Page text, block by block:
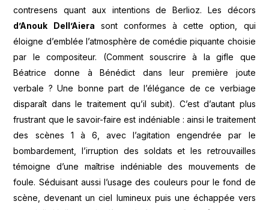
contresens quant aux intentions de Berlioz. Les décors
d’Anouk Dell’Aiera sont conformes à cette option, qui
éloigne d’emblée l’atmosphère de comédie piquante choisie
par le compositeur. (Comment souscrire à la gifle que
Béatrice donne à Bénédict dans leur première joute
verbale ? Une bonne part de l’élégance de ce verbiage
disparaît dans le traitement qu’il subit). C’est d’autant plus
frustrant que le savoir-faire est indéniable : ainsi le traitement
des scènes 1 à 6, avec l’agitation engendrée par le
bombardement, l’irruption des soldats et les retrouvailles
témoigne d’une maîtrise indéniable des mouvements de
foule. Séduisant aussi l’usage des couleurs pour le fond de
scène, devenant un ciel lumineux puis une échappée vers